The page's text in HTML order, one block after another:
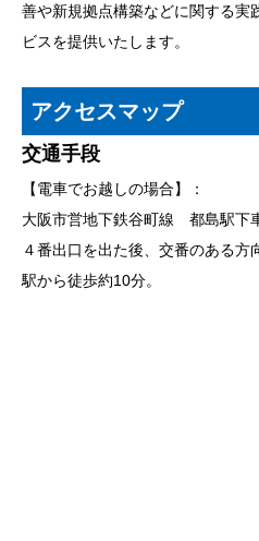
善や新規拠点構築などに関する実
ビスを提供いたします。
アクセスマップ
交通手段
【電車でお越しの場合】：
大阪市営地下鉄谷町線 都島駅下
４番出口を出た後、交番のある方
駅から徒歩約10分。